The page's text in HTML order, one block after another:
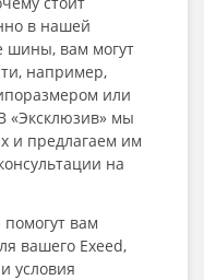
в нашей
шины, вам могут
например,
или
«Эксклюзив» мы
и предлагаем им
на
вам
вашего Exeed,
условия